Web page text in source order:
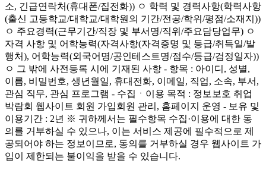
소, 긴급연락처(휴대폰/집전화)) ㅇ 학력 및 경력사항(학력사항
(출신 고등학교/대학교/대학원의 기간/전공/학위/평점/소재지))
ㅇ 주요경력(근무기간/직장 및 부서명/직위/주요담당업무) ㅇ
자격 사항 및 어학능력(자격사항(자격증명 및 등급/취득일/발
행처), 어학능력(외국어명/공인테스트명/점수/등급/검정일자))
ㅇ 그 밖에 사전등록 시에 기재된 사항 - 항목 : 아이디, 성별,
이름, 비밀번호, 생년월일, 휴대전화, 이메일, 직업, 소속, 부서,
관심 직무, 관심 프로그램 - 수집ㆍ이용 목적 : 정보보호 취업
박람회 웹사이트 회원 가입회원 관리, 홈페이지 운영 - 보유 및
이용기간 : 2년 ※ 귀하께서는 필수항목 수집·이용에 대한 동
의를 거부하실 수 있으나, 이는 서비스 제공에 필수적으로 제
공되어야 하는 정보이므로, 동의를 거부하실 경우 웹사이트 가
입이 제한되는 불이익을 받을 수 있습니다.